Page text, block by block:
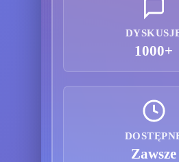
1000+
Zawsze